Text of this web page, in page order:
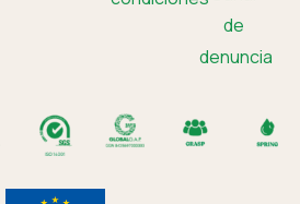
de
denuncia